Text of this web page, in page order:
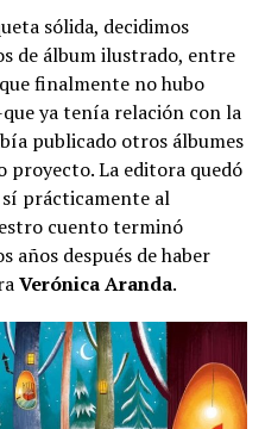
sólida, decidimos
de álbum ilustrado, entre
finalmente no hubo
ya tenía relación con la
publicado otros álbumes
proyecto. La editora quedó
prácticamente al
cuento terminó
años después de haber
Verónica Aranda.